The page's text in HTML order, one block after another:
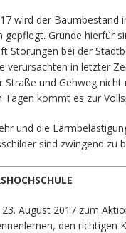
wird der Baumbestand
Gründe hierfür
Störungen bei der
verursachten in letzter
und Gehweg
kommt es zur
und die
sind zwingend zu
August 2017 zum
den richtigen